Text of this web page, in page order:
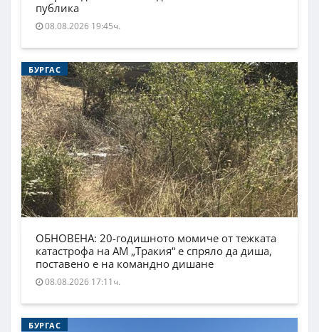
публика
08.08.2026 19:45ч.
БУРГАС
ОБНОВЕНА: 20-годишното момиче от тежката
катастрофа на АМ „Тракия“ е спряло да диша,
поставено е на командно дишане
08.08.2026 17:11ч.
БУРГАС